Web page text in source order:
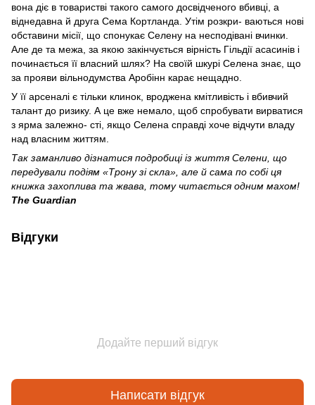
вона діє в товаристві такого самого досвідченого вбивці, а
віднедавна й друга Сема Кортланда. Утім розкри- ваються нові
обставини місії, що спонукає Селену на несподівані вчинки.
Але де та межа, за якою закінчується вірність Гільдії асасинів і
починається її власний шлях? На своїй шкурі Селена знає, що
за прояви вільнодумства Аробінн карає нещадно.
У її арсеналі є тільки клинок, вроджена кмітливість і вбивчий
талант до ризику. А це вже немало, щоб спробувати вирватися
з ярма залежно- сті, якщо Селена справді хоче відчути владу
над власним життям.
Так заманливо дізнатися подробиці із життя Селени, що
передували подіям «Трону зі скла», але й сама по собі ця
книжка захоплива та жвава, тому читається одним махом!
The Guardian
Відгуки
Додайте перший відгук
Написати відгук